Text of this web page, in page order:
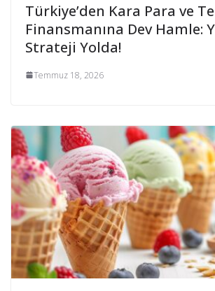
Türkiye’den Kara Para ve
Finansmanına Dev Hamle:
Strateji Yolda!
Temmuz 18, 2026